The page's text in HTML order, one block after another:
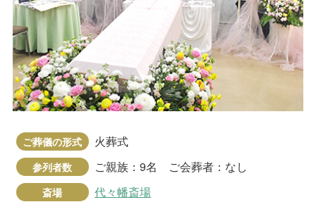
ご葬儀の形式 火葬式
参列者数 ご親族：9名 ご会葬者：なし
斎場 代々幡斎場